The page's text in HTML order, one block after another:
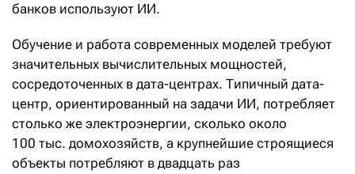
банков используют ИИ.
Обучение и работа современных моделей требуют
значительных вычислительных мощностей,
сосредоточенных в дата-центрах. Типичный дата-
центр, ориентированный на задачи ИИ, потребляет
столько же электроэнергии, сколько около
100 тыс. домохозяйств, а крупнейшие строящиеся
объекты потребляют в двадцать раз